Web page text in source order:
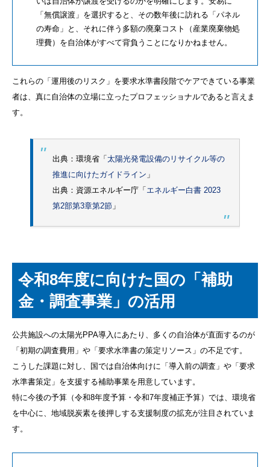
「無償譲渡」を選択すると、その数年後に訪れる「パネル
の寿命」と、それに伴う多額の廃棄コスト（産業廃棄物処
理費）を自治体がすべて背負うことになりかねません。
これらの「運用後のリスク」を要求水準書段階でケアできている事業
者は、真に自治体の立場に立ったプロフェッショナルであると言えま
す。
出典：環境省「 太陽光発電設備のリサイクル等の
推進に向けたガイドライン 」
出典：資源エネルギー庁「 エネルギー白書 2023
第2部第3章第2節 」
令和8年度に向けた国の「補助
金・調査事業」の活用
公共施設への太陽光PPA導入にあたり、多くの自治体が直面するのが
「初期の調査費用」や「要求水準書の策定リソース」の不足です。
こうした課題に対し、国では自治体向けに「導入前の調査」や「要求
水準書策定」を支援する補助事業を用意しています。
特に今後の予算（令和8年度予算・令和7年度補正予算）では、環境省
を中心に、地域脱炭素を後押しする支援制度の拡充が注目されていま
す。